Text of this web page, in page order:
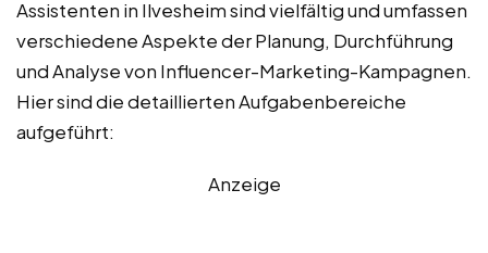
Assistenten in Ilvesheim sind vielfältig und umfassen
verschiedene Aspekte der Planung, Durchführung
und Analyse von Influencer-Marketing-Kampagnen.
Hier sind die detaillierten Aufgabenbereiche
aufgeführt:
Anzeige